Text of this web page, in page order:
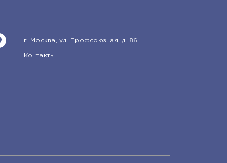
г. Москва, ул. Профсоюзная, д. 86
Контакты